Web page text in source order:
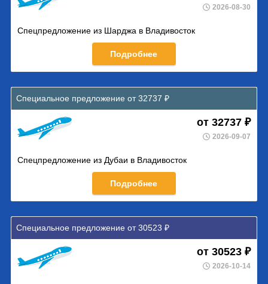
2026-08-30
Спецпредложение из Шарджа в Владивосток
Подробнее
Специальное предложение от 32737 ₽
от 32737 ₽
2026-09-07
Спецпредложение из Дубаи в Владивосток
Подробнее
Специальное предложение от 30523 ₽
от 30523 ₽
2026-10-14